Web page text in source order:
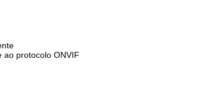
ao protocolo ONVIF